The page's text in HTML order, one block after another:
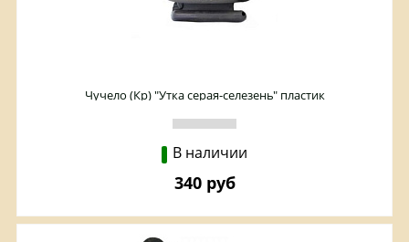
Чучело (Кр) "Утка серая-селезень" пластик
В наличии
340 руб